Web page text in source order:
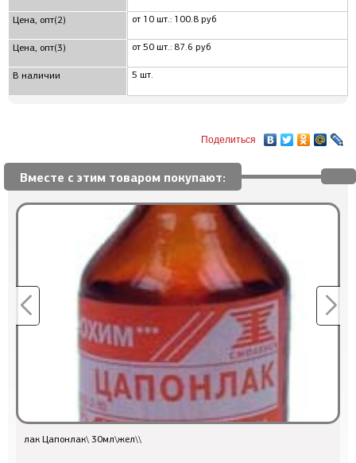
Цена, опт(2)
Цена, опт(3)
В наличии
от 10 шт.: 100.8 руб
от 50 шт.: 87.6 руб
5 шт.
Поделиться
Вместе с этим товаром покупают:
лак Цапонлак\ 30мл\жел\\